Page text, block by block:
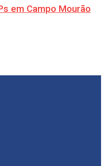
em Campo Mourão